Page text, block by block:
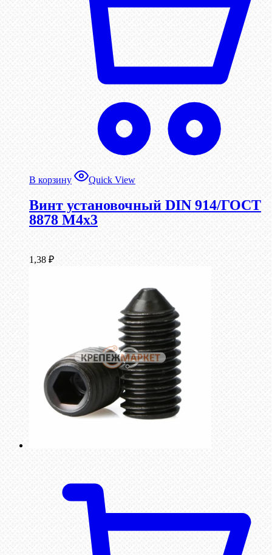
В корзину Quick View
Винт установочный DIN 914/ГОСТ
8878 M4x3
1,38 ₽